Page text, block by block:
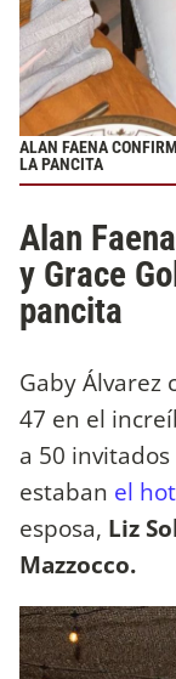
ALAN FAENA
LA PANCITA
Alan
y Grace
pancita
Gaby Álvarez
47 en el
a 50
estaban el
esposa, Liz
Mazzocco.